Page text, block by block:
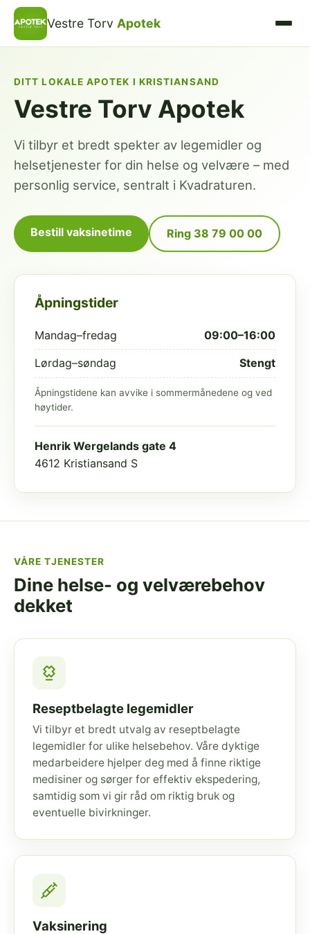
Vestre Torv Apotek
DITT LOKALE APOTEK I KRISTIANSAND
Vestre Torv Apotek
Vi tilbyr et bredt spekter av legemidler og
helsetjenester for din helse og velvære – med
personlig service, sentralt i Kvadraturen.
Bestill vaksinetime Ring 38 79 00 00
Åpningstider
Mandag–fredag 09:00–16:00
Lørdag–søndag Stengt
Åpningstidene kan avvike i sommermånedene og ved
høytider.
Henrik Wergelands gate 4
4612 Kristiansand S
VÅRE TJENESTER
Dine helse- og velværebehov
dekket
Reseptbelagte legemidler
Vi tilbyr et bredt utvalg av reseptbelagte
legemidler for ulike helsebehov. Våre dyktige
medarbeidere hjelper deg med å finne riktige
medisiner og sørger for effektiv ekspedering,
samtidig som vi gir råd om riktig bruk og
eventuelle bivirkninger.
Vaksinering